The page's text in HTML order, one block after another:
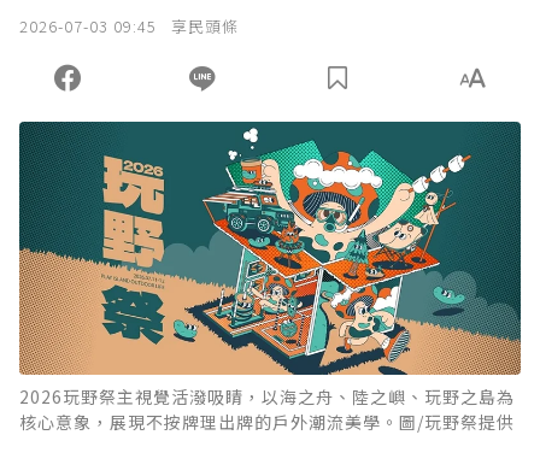
2026-07-03 09:45 享民頭條
2026玩野祭主視覺活潑吸睛，以海之舟、陸之嶼、玩野之島為
核心意象，展現不按牌理出牌的戶外潮流美學。圖/玩野祭提供